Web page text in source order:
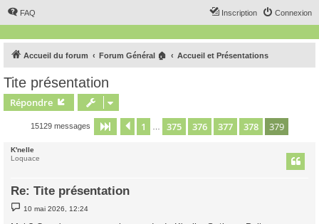
FAQ Connexion
Inscription
Accueil du forum Forum Général 🏠 Accueil et Présentations
Tite présentation
Répondre
15129 messages Page 379 sur379
Précédent
1 375 376 377 378 379
K'nelle
Loquace
Re: Tite présentation
M
e
s
10 mai 2026, 12:24